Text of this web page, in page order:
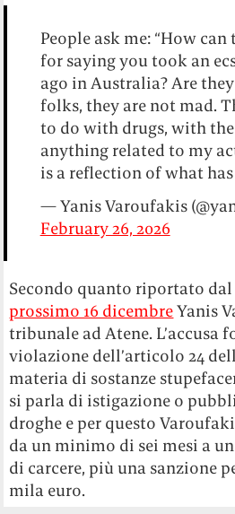
People ask me: “How
for saying you took an
ago in Australia? Are they
folks, they are not mad.
to do with drugs, with
anything related to my
is a reflection of what
— Yanis Varoufakis
February 26, 2026
Secondo quanto riportato dal
prossimo 16 dicembreYanis
tribunale ad Atene. L’accusa
violazione dell’articolo 24
materia di sostanze
si parla di istigazione o
droghe e per questo
da un minimo di sei mesi a
di carcere, più una sanzione
mila euro.